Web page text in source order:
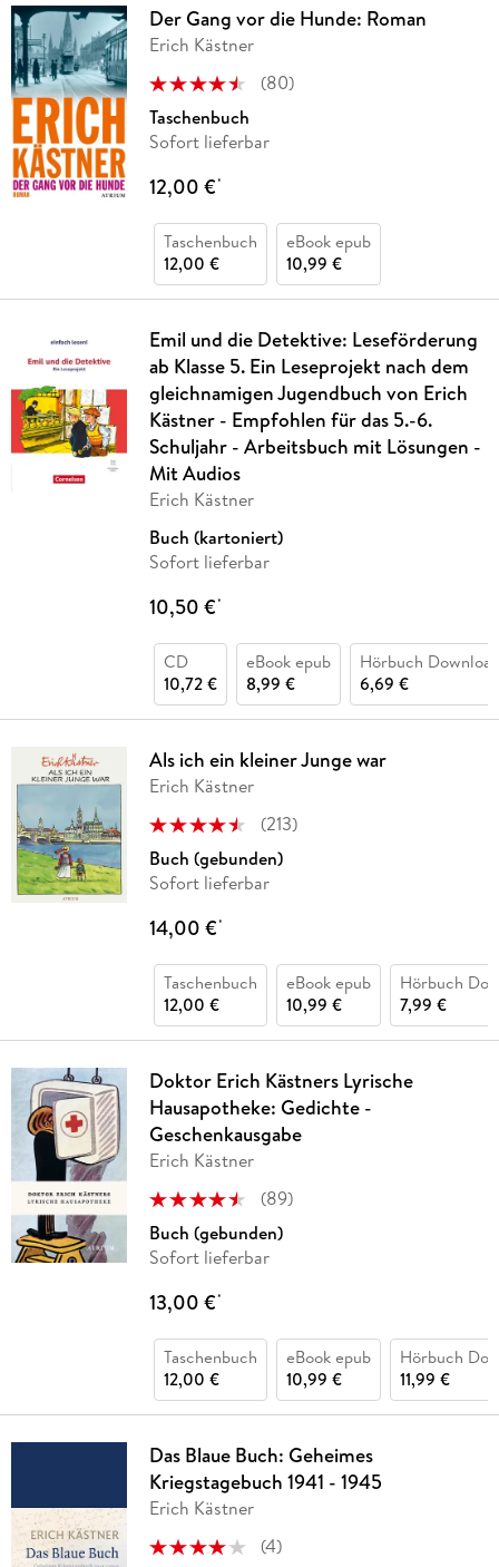
Der Gang vor die Hunde: Roman
Erich Kästner
(80)
Taschenbuch
Sofort lieferbar
12,00 €*
Taschenbuch
12,00 €
eBook epub
10,99 €
Emil und die Detektive: Leseförderung
ab Klasse 5. Ein Leseprojekt nach dem
gleichnamigen Jugendbuch von Erich
Kästner - Empfohlen für das 5.-6.
Schuljahr - Arbeitsbuch mit Lösungen -
Mit Audios
Erich Kästner
Buch (kartoniert)
Sofort lieferbar
10,50 €*
CD
10,72 €
eBook epub
8,99 €
Hörbuch Download
6,69 €
Als ich ein kleiner Junge war
Erich Kästner
(213)
Buch (gebunden)
Sofort lieferbar
14,00 €*
Taschenbuch
12,00 €
eBook epub
10,99 €
Hörbuch
7,99 €
Doktor Erich Kästners Lyrische
Hausapotheke: Gedichte -
Geschenkausgabe
Erich Kästner
(89)
Buch (gebunden)
Sofort lieferbar
13,00 €*
Taschenbuch
12,00 €
eBook epub
10,99 €
Hörbuch
11,99 €
Das Blaue Buch: Geheimes
Kriegstagebuch 1941 - 1945
Erich Kästner
(4)